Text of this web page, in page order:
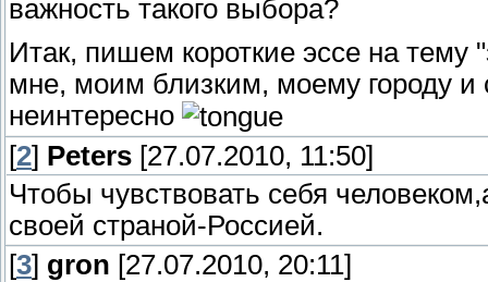
важность такого выбора?
Итак, пишем короткие эссе на тему
мне, моим близким, моему городу и
неинтересно
[2] Peters [27.07.2010, 11:50]
Чтобы чувствовать себя
своей страной-Россией.
[3] gron [27.07.2010, 20:11]